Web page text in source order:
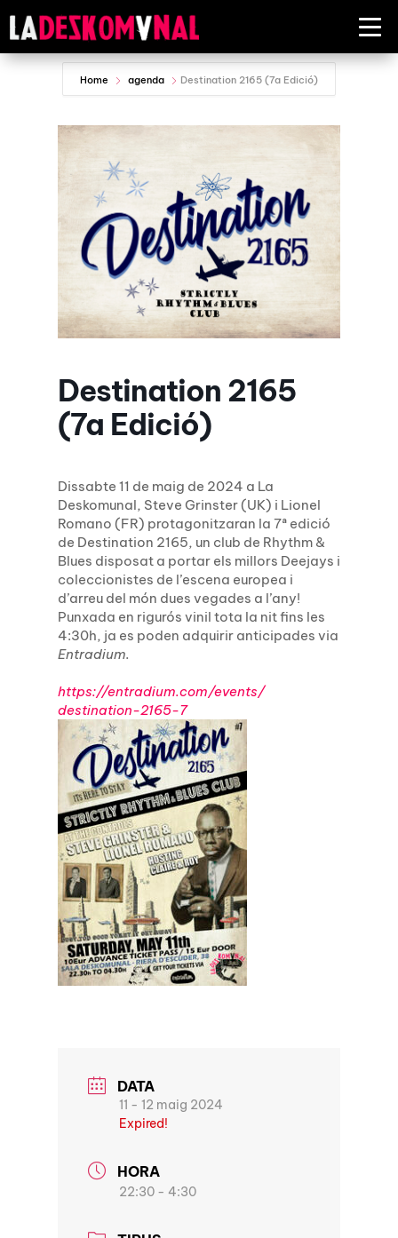
Home agenda Destination 2165 (7a Edició)
Destination 2165
(7a Edició)
Dissabte 11 de maig de 2024 a La
Deskomunal, Steve Grinster (UK) i Lionel
Romano (FR) protagonitzaran la 7ª edició
de Destination 2165, un club de Rhythm &
Blues disposat a portar els millors Deejays i
coleccionistes de l’escena europea i
d’arreu del món dues vegades a l’any!
Punxada en rigurós vinil tota la nit fins les
4:30h, ja es poden adquirir anticipades via
Entradium.
https://entradium.com/events/
destination-2165-7
DATA
11 - 12 maig 2024
Expired!
HORA
22:30 - 4:30